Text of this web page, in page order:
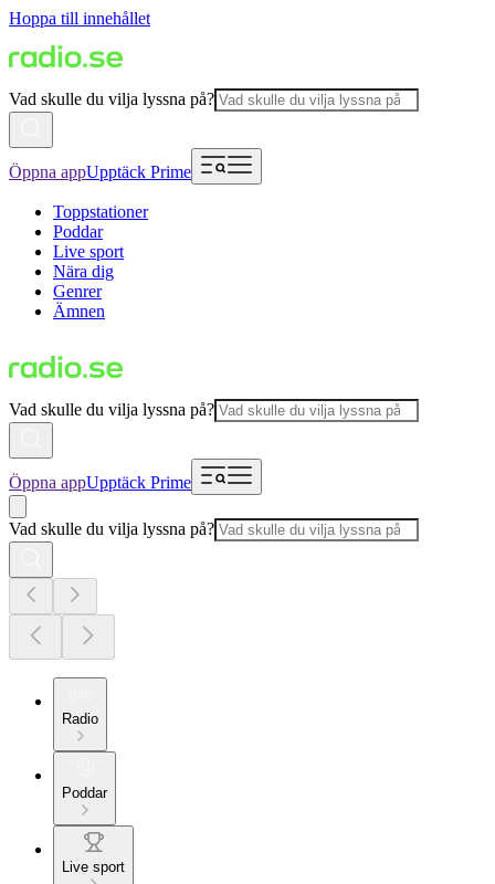
Hoppa till innehållet
Vad skulle du vilja lyssna på?
Öppna appUpptäck Prime
Toppstationer
Poddar
Live sport
Nära dig
Genrer
Ämnen
Vad skulle du vilja lyssna på?
Öppna appUpptäck Prime
Vad skulle du vilja lyssna på?
Radio
Poddar
Live sport